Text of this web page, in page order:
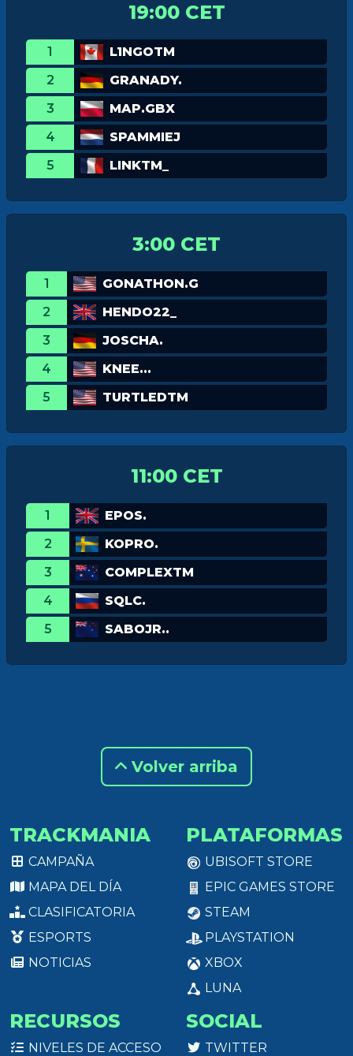
19:00 CET
1
L1NGOTM
2
GRANADY.
3
MAP.GBX
4
SPAMMIEJ
5
LINKTM_
3:00 CET
1
GONATHON.G
2
HENDO22_
3
JOSCHA.
4
KNEE...
5
TURTLEDTM
11:00 CET
1
EPOS.
2
KOPRO.
3
COMPLEXTM
4
SQLC.
5
SABOJR..
Volver arriba
TRACKMANIA
CAMPAÑA
MAPA DEL DÍA
CLASIFICATORIA
ESPORTS
NOTICIAS
PLATAFORMAS
UBISOFT STORE
EPIC GAMES STORE
STEAM
PLAYSTATION
XBOX
LUNA
RECURSOS
NIVELES DE ACCESO
SOCIAL
TWITTER